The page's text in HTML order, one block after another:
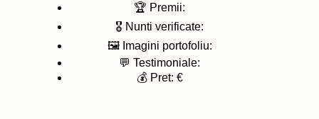
🏆 Premii:
🎖️ Nunti verificate:
🖼️ Imagini portofoliu:
💬 Testimoniale:
💰 Pret: €